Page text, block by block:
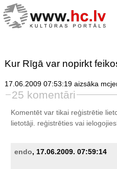
Kur Rīgā var nopirkt
17.06.2009 07:53:19 aizsāka
25 komentāri
Komentēt var tikai reģistrētie
lietotāji. reģistrētiesvai
endo, 17.06.2009. 07:59:14